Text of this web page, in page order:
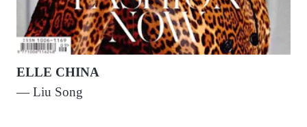
ELLE CHINA
— Liu Song